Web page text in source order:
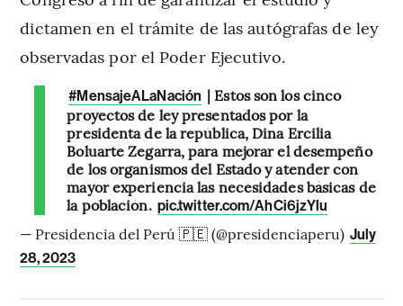
dictamen en el trámite de las autógrafas de ley
observadas por el Poder Ejecutivo.
#MensajeALaNación | Estos son los cinco
proyectos de ley presentados por la
presidenta de la república, Dina Ercilia
Boluarte Zegarra, para mejorar el desempeño
de los organismos del Estado y atender con
mayor experiencia las necesidades básicas de
la población. pic.twitter.com/AhCi6jzYlu
— Presidencia del Perú 🇵🇪 (@presidenciaperu) July
28, 2023